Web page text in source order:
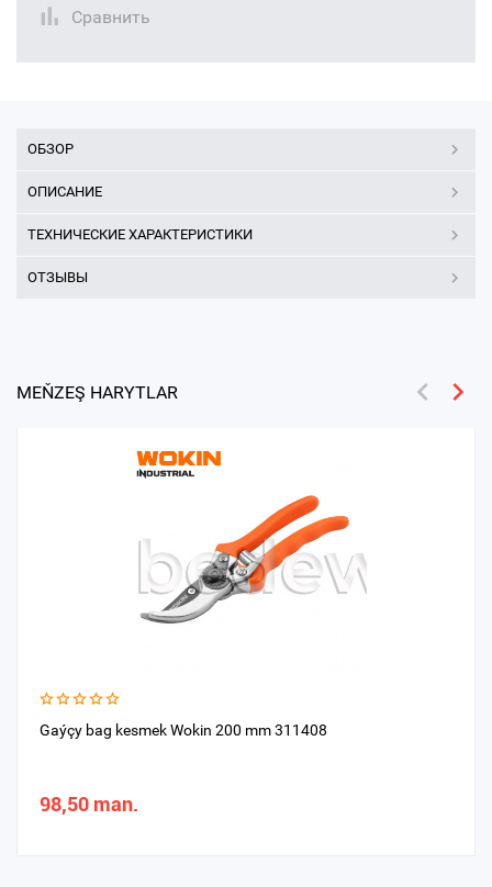
Сравнить
ОБЗОР
ОПИСАНИЕ
ТЕХНИЧЕСКИЕ ХАРАКТЕРИСТИКИ
ОТЗЫВЫ
MEŇZEŞ HARYTLAR
Gaýçy bag kesmek Wokin 200 mm 311408
98,50 man.